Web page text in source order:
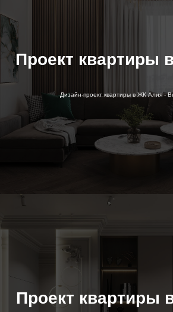
Проект квартиры
Дизайн-проект квартиры в ЖК Алия -
Проект квартиры